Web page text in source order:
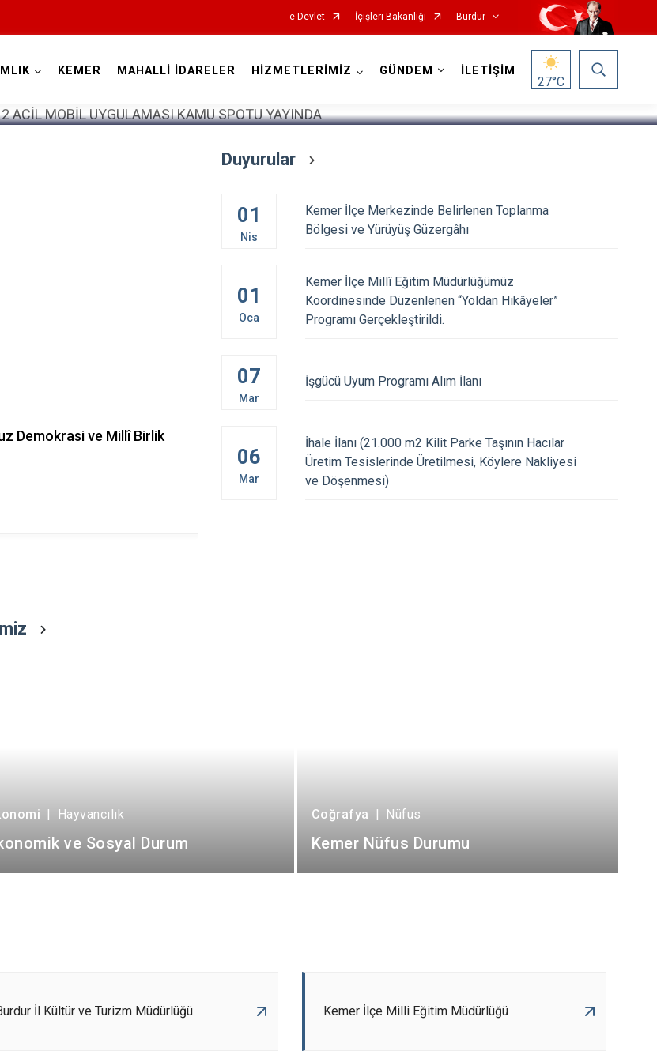
e-Devlet İçişleri Bakanlığı Burdur
Altınyayla
Çeltikçi
Gölhisar
Karamanlı
Kemer
Yeşilova
KEMER MAHALLİ İDARELER HİZMETLERİMİZ GÜNDEM İLETİŞİM
27°C
Demokrasi ve Millî Birlik
Kaymakamımız Sayın Z. Berra
KÜÇÜKÖNER’in 15 Temmuz Demokrasi
ve Millî Birlik Günü Mesajı
Kaymakamımız
İlçemizdeki
Duyurular
01
Nis
Kemer İlçe Merkezinde Belirlenen Toplanma
Bölgesi ve Yürüyüş Güzergâhı
01
Oca
Kemer İlçe Millî Eğitim Müdürlüğümüz
Koordinesinde Düzenlenen “Yoldan Hikâyeler”
Programı Gerçekleştirildi.
07
Mar
İşgücü Uyum Programı Alım İlanı
06
Mar
İhale İlanı (21.000 m2 Kilit Parke Taşının Hacılar
Üretim Tesislerinde Üretilmesi, Köylere Nakliyesi
ve Döşenmesi)
| Hayvancılık
ve Sosyal Durum
Coğrafya | Nüfus
Kemer Nüfus Durumu
İl Kültür ve Turizm Müdürlüğü Kemer İlçe Milli Eğitim Müdürlüğü